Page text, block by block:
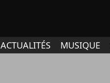
ACTUALITÉS MUSIQUE